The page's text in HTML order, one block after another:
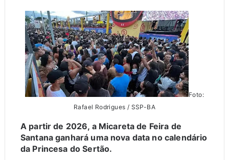
Foto:
Rafael Rodrigues / SSP-BA
A partir de 2026, a Micareta de Feira de
Santana ganhará uma nova data no calendário
da Princesa do Sertão.